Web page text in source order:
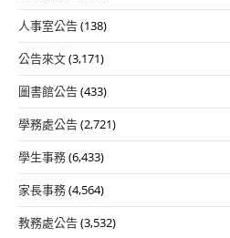
人事室公告(138)
公告來文(3,171)
圖書館公告(433)
學務處公告(2,721)
學生事務(6,433)
家長事務(4,564)
教務處公告(3,532)